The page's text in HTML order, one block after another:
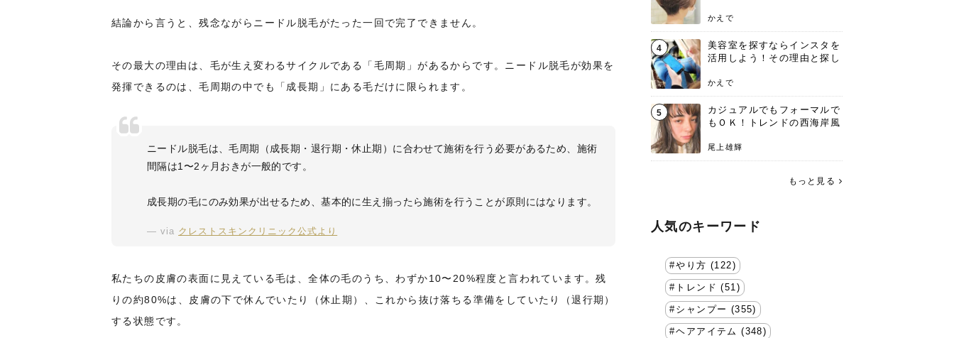
結論から言うと、残念ながらニードル脱毛がたった一回で完了できません。
その最大の理由は、毛が生え変わるサイクルである「毛周期」があるからです。ニードル脱毛が効果を
発揮できるのは、毛周期の中でも「成長期」にある毛だけに限られます。
ニードル脱毛は、毛周期（成長期・退行期・休止期）に合わせて施術を行う必要があるため、施術
間隔は1〜2ヶ月おきが一般的です。
成長期の毛にのみ効果が出せるため、基本的に生え揃ったら施術を行うことが原則にはなります。
via クレストスキンクリニック公式より
私たちの皮膚の表面に見えている毛は、全体の毛のうち、わずか10〜20%程度と言われています。残
りの約80%は、皮膚の下で休んでいたり（休止期）、これから抜け落ちる準備をしていたり（退行期）
する状態です。
かえで
4
美容室を探すならインスタを
活用しよう！その理由と探し
かえで
5
カジュアルでもフォーマルで
もＯＫ！トレンドの西海岸風
尾上雄輝
もっと見る
人気のキーワード
やり方 (122)
トレンド (51)
シャンプー (355)
ヘアアイテム (348)